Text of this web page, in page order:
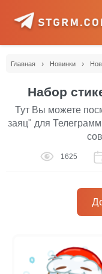
Главная › Новинки ›
Набор
Тут Вы можете
заяц" для
1625